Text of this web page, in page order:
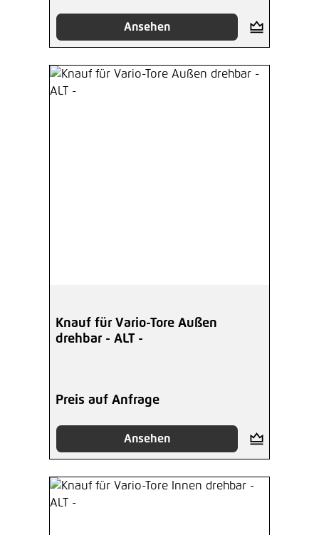
Ansehen
Knauf für Vario-Tore Außen
drehbar - ALT -
Preis auf Anfrage
Ansehen